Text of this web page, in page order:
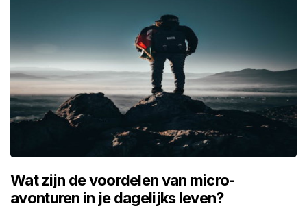
Wat zijn de voordelen van micro-
avonturen in je dagelijks leven?